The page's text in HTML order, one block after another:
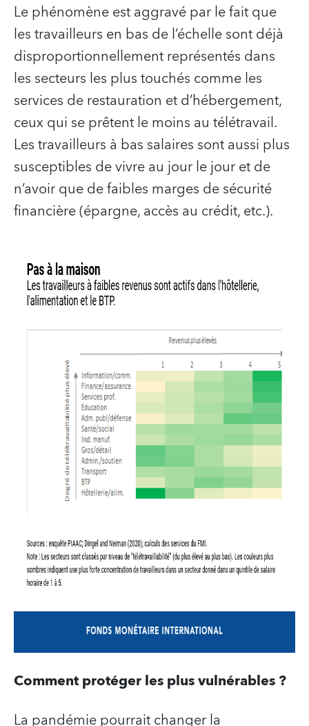
Le phénomène est aggravé par le fait que
les travailleurs en bas de l’échelle sont déjà
disproportionnellement représentés dans
les secteurs les plus touchés comme les
services de restauration et d’hébergement,
ceux qui se prêtent le moins au télétravail.
Les travailleurs à bas salaires sont aussi plus
susceptibles de vivre au jour le jour et de
n’avoir que de faibles marges de sécurité
financière (épargne, accès au crédit, etc.).
Comment protéger les plus vulnérables ?
La pandémie pourrait changer la